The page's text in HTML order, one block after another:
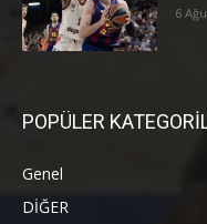
6
POPÜLER
Genel
DİĞER